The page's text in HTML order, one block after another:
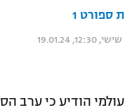
ספורט 1
12:30, 19.01.24
הודיע כי ערב